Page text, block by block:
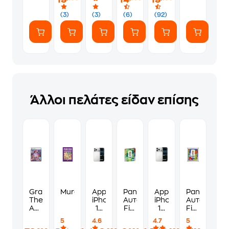
(3)
(7
Αυτοκόλλητα)
(3)
ευγενικά
(6) (92)
Άλλοι πελάτες είδαν επίσης
Grand
Theft
Auto
Standard
Murdoku
5
Apple
iPhone
17
Max
4.6
Panini
Αυτοκόλλητα
Fifa
Apple
iPhone
17
256GB
4.7
Panini
Fifa
Cup
5